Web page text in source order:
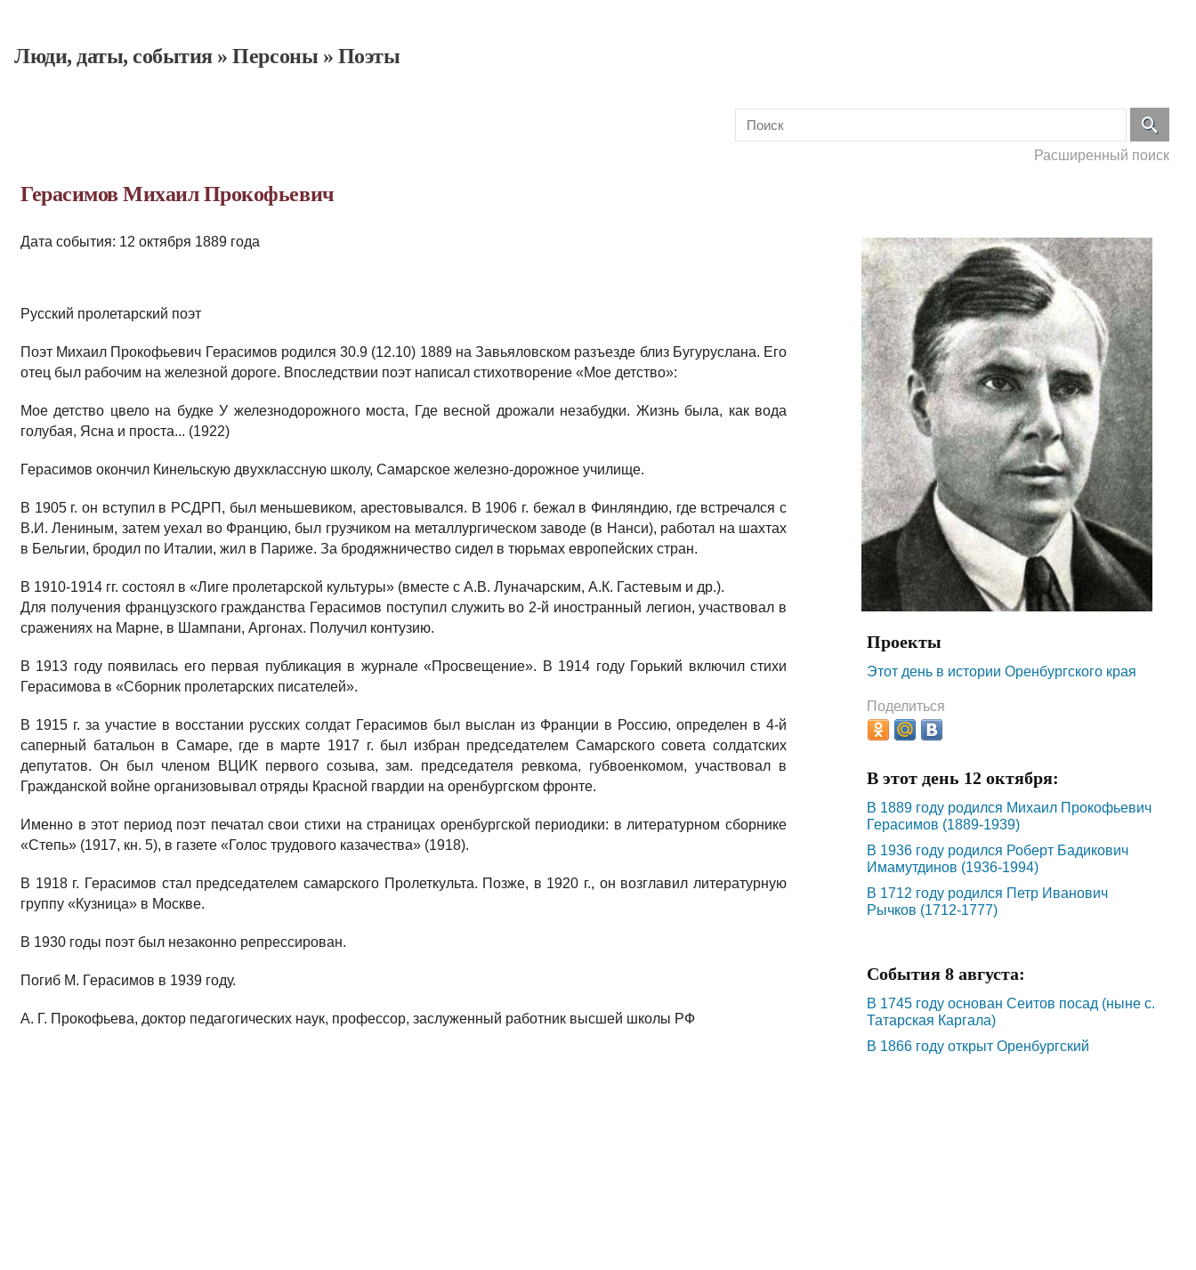
Люди, даты, cобытия»Персоны » Поэты
Расширенный поиск
Герасимов Михаил Прокофьевич
Дата события: 12 октября 1889 года
Русский пролетарский поэт
Поэт Михаил Прокофьевич Герасимов родился 30.9 (12.10) 1889 на Завьяловском разъезде близ Бугуруслана. Его
отец был рабочим на железной дороге. Впоследствии поэт написал стихотворение «Мое детство»:
Мое детство цвело на будке У железнодорожного моста, Где весной дрожали незабудки. Жизнь была, как вода
голубая, Ясна и проста... (1922)
Герасимов окончил Кинельскую двухклассную школу, Самарское железно-дорожное училище.
В 1905 г. он вступил в РСДРП, был меньшевиком, арестовывался. В 1906 г. бежал в Финляндию, где встречался с
В.И. Лениным, затем уехал во Францию, был грузчиком на металлургическом заводе (в Нанси), работал на шахтах
в Бельгии, бродил по Италии, жил в Париже. За бродяжничество сидел в тюрьмах европейских стран.
В 1910-1914 гг. состоял в «Лиге пролетарской культуры» (вместе с А.В. Луначарским, А.К. Гастевым и др.).
Для получения французского гражданства Герасимов поступил служить во 2-й иностранный легион, участвовал в
сражениях на Марне, в Шампани, Аргонах. Получил контузию.
В 1913 году появилась его первая публикация в журнале «Просвещение». В 1914 году Горький включил стихи
Герасимова в «Сборник пролетарских писателей».
В 1915 г. за участие в восстании русских солдат Герасимов был выслан из Франции в Россию, определен в 4-й
саперный батальон в Самаре, где в марте 1917 г. был избран председателем Самарского совета солдатских
депутатов. Он был членом ВЦИК первого созыва, зам. председателя ревкома, губвоенкомом, участвовал в
Гражданской войне организовывал отряды Красной гвардии на оренбургском фронте.
Именно в этот период поэт печатал свои стихи на страницах оренбургской периодики: в литературном сборнике
«Степь» (1917, кн. 5), в газете «Голос трудового казачества» (1918).
В 1918 г. Герасимов стал председателем самарского Пролеткульта. Позже, в 1920 г., он возглавил литературную
группу «Кузница» в Москве.
В 1930 годы поэт был незаконно репрессирован.
Погиб М. Герасимов в 1939 году.
А. Г. Прокофьева, доктор педагогических наук, профессор, заслуженный работник высшей школы РФ
Проекты
Этот день в истории Оренбургского края
Поделиться
В этот день 12 октября:
В 1889 году родился Михаил Прокофьевич
Герасимов (1889-1939)
В 1936 году родился Роберт Бадикович
Имамутдинов (1936-1994)
В 1712 году родился Петр Иванович
Рычков (1712-1777)
События 8 августа:
В 1745 году основан Сеитов посад (ныне с.
Татарская Каргала)
В 1866 году открыт Оренбургский